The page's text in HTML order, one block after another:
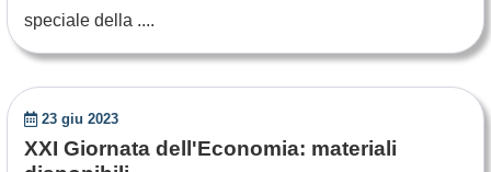
speciale della ....
23 giu 2023
XXI Giornata dell'Economia: materiali